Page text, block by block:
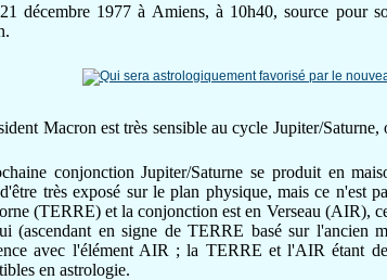
décembre 1977 à Amiens, à 10h40, source pour
Macron est très sensible au cycle Jupiter/
conjonction Jupiter/Saturne se produit en
très exposé sur le plan physique, mais ce n'est
(TERRE) et la conjonction est en Verseau (AIR),
(ascendant en signe de TERRE basé sur l'ancien
avec l'élément AIR ; la TERRE et l'AIR étant
en astrologie.